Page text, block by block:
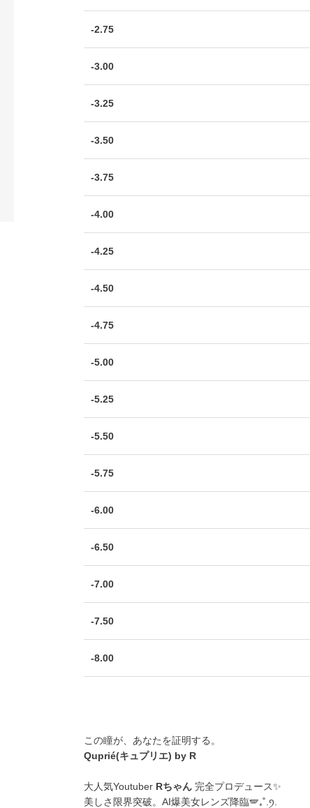
-2.75
-3.00
-3.25
-3.50
-3.75
-4.00
-4.25
-4.50
-4.75
-5.00
-5.25
-5.50
-5.75
-6.00
-6.50
-7.00
-7.50
-8.00
この瞳が、あなたを証明する。
Quprié(キュプリエ) by R
大人気Youtuber Rちゃん完全プロデュース✨
美しさ限界突破。AI爆美女レンズ降臨🪽₊˚.ꪆ.